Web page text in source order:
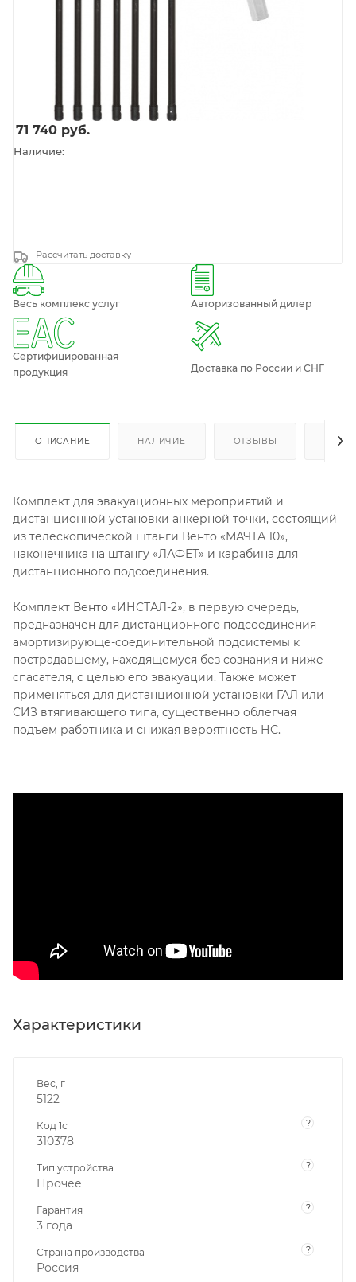
71 740 руб.
Наличие:
Рассчитать доставку
Весь комплекс услуг Авторизованный дилер
Сертифицированная
продукция
Доставка по России и СНГ
ОПИСАНИЕ НАЛИЧИЕ ОТЗЫВЫ КАК
Комплект для эвакуационных мероприятий и
дистанционной установки анкерной точки, состоящий
из телескопической штанги Венто «МАЧТА 10»,
наконечника на штангу «ЛАФЕТ» и карабина для
дистанционного подсоединения.
Комплект Венто «ИНСТАЛ-2», в первую очередь,
предназначен для дистанционного подсоединения
амортизирующе-соединительной подсистемы к
пострадавшему, находящемуся без сознания и ниже
спасателя, с целью его эвакуации. Также может
применяться для дистанционной установки ГАЛ или
СИЗ втягивающего типа, существенно облегчая
подъем работника и снижая вероятность НС.
Характеристики
Вес, г
5122
Код 1с ?
310378
Тип устройства ?
Прочее
Гарантия ?
3 года
Страна производства ?
Россия